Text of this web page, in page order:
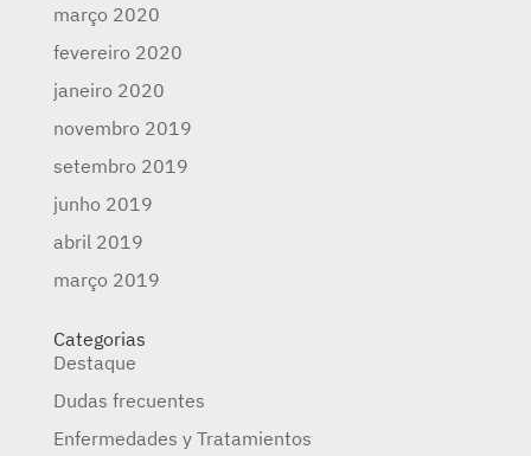
março 2020
fevereiro 2020
janeiro 2020
novembro 2019
setembro 2019
junho 2019
abril 2019
março 2019
Categorias
Destaque
Dudas frecuentes
Enfermedades y Tratamientos